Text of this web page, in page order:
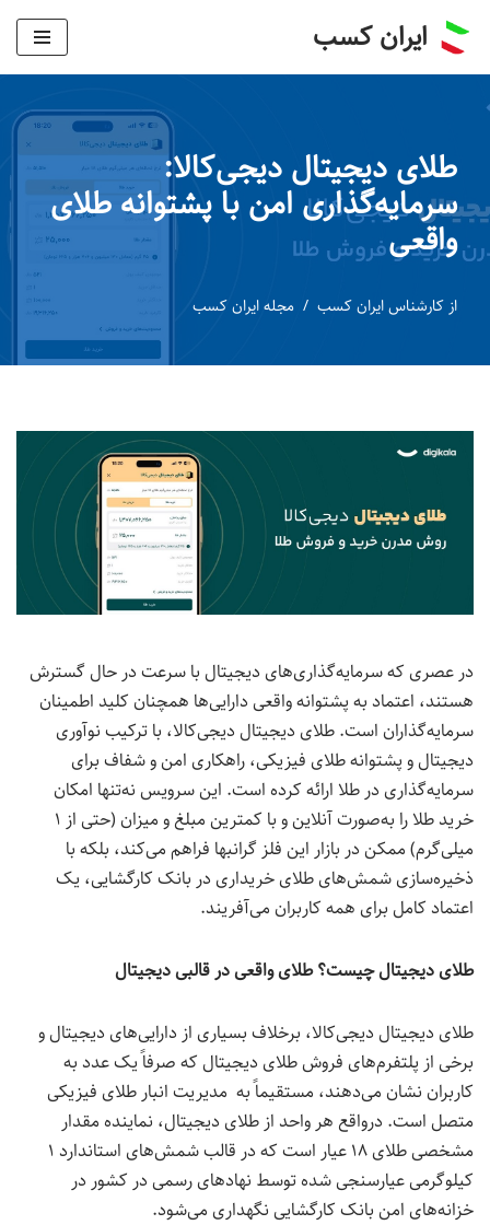
پرش
ایران کسب
طلای دیجیتال دیجی‌کالا:
سرمایه‌گذاری امن با پشتوانه طلای
واقعی
از کارشناس ایران کسب مجله ایران کسب
در عصری که سرمایه‌گذاری‌های دیجیتال با سرعت در حال گسترش‌
هستند، اعتماد به پشتوانه‌ واقعی دارایی‌ها همچنان کلید اطمینان
سرمایه‌گذاران است. طلای دیجیتال دیجی‌کالا، با ترکیب نوآوری
دیجیتال و پشتوانه‌ طلای فیزیکی، راهکاری امن و شفاف برای
سرمایه‌گذاری در طلا ارائه کرده است. این سرویس نه‌تنها امکان
خرید طلا را به‌صورت آنلاین و با کمترین مبلغ و میزان (حتی از ۱
میلی‌گرم) ممکن در بازار این فلز گرانبها فراهم می‌کند، بلکه با
ذخیره‌سازی شمش‌های طلای خریداری در بانک کارگشایی، یک
اعتماد کامل برای همه کاربران می‌آفریند.
طلای دیجیتال چیست؟ طلای واقعی در قالبی دیجیتال
طلای دیجیتال دیجی‌کالا، برخلاف بسیاری از دارایی‌های دیجیتال و
برخی از پلتفرم‌های فروش طلای دیجیتال که صرفاً یک عدد به
کاربران نشان می‌دهند، مستقیماً به مدیریت انبار طلای فیزیکی
متصل است. درواقع هر واحد از طلای دیجیتال، نماینده‌ مقدار
مشخصی طلای ۱۸ عیار است که در قالب شمش‌های استاندارد ۱
کیلوگرمی عیارسنجی شده توسط نهادهای رسمی در کشور در
خزانه‌های امن بانک کارگشایی نگهداری می‌شود.